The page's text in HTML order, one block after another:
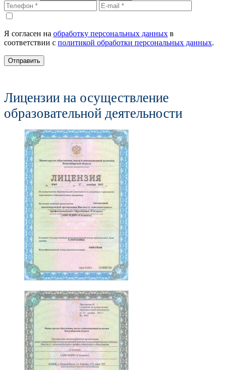
Я согласен на обработку персональных данных в
соответствии с политикой обработки персональных данных.
Отправить
Лицензии на осуществление
образовательной деятельности